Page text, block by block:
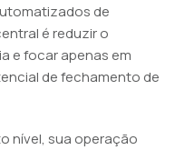
de
é reduzir o
e focar apenas em
de fechamento de
nível, sua operação